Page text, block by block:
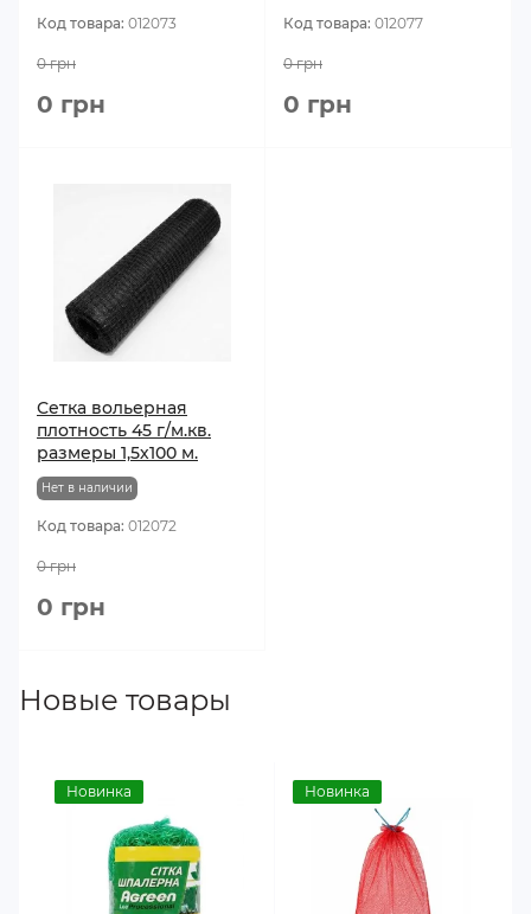
Код товара: 012073
0 грн
0 грн
Код товара: 012077
0 грн
0 грн
Сетка вольерная
плотность 45 г/м.кв.
размеры 1,5х100 м.
Нет в наличии
Код товара: 012072
0 грн
0 грн
Новые товары
Новинка Новинка